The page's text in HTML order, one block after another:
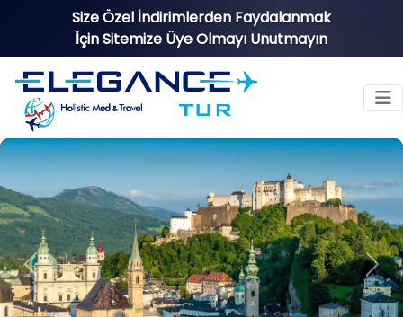
Size Özel İndirimlerden Faydalanmak
İçin Sitemize Üye Olmayı Unutmayın
Previous Next